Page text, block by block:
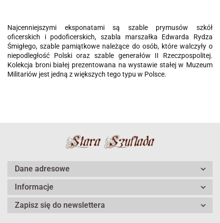
Najcenniejszymi eksponatami są szable prymusów szkół
oficerskich i podoficerskich, szabla marszałka Edwarda Rydza
Śmigłego, szable pamiątkowe należące do osób, które walczyły o
niepodległość Polski oraz szable generałów II Rzeczpospolitej.
Kolekcja broni białej prezentowana na wystawie stałej w Muzeum
Militariów jest jedną z większych tego typu w Polsce.
Dane adresowe
Informacje
Zapisz się do newslettera